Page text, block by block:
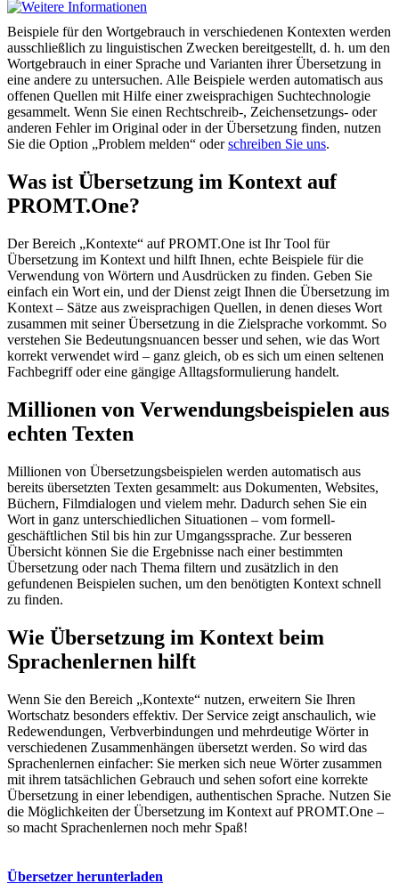
Beispiele für den Wortgebrauch in verschiedenen Kontexten werden
ausschließlich zu linguistischen Zwecken bereitgestellt, d. h. um den
Wortgebrauch in einer Sprache und Varianten ihrer Übersetzung in
eine andere zu untersuchen. Alle Beispiele werden automatisch aus
offenen Quellen mit Hilfe einer zweisprachigen Suchtechnologie
gesammelt. Wenn Sie einen Rechtschreib-, Zeichensetzungs- oder
anderen Fehler im Original oder in der Übersetzung finden, nutzen
Sie die Option „Problem melden“ oderschreiben Sie uns.
Was ist Übersetzung im Kontext auf
PROMT.One?
Der Bereich „Kontexte“ auf PROMT.One ist Ihr Tool für
Übersetzung im Kontext und hilft Ihnen, echte Beispiele für die
Verwendung von Wörtern und Ausdrücken zu finden. Geben Sie
einfach ein Wort ein, und der Dienst zeigt Ihnen die Übersetzung im
Kontext – Sätze aus zweisprachigen Quellen, in denen dieses Wort
zusammen mit seiner Übersetzung in die Zielsprache vorkommt. So
verstehen Sie Bedeutungsnuancen besser und sehen, wie das Wort
korrekt verwendet wird – ganz gleich, ob es sich um einen seltenen
Fachbegriff oder eine gängige Alltagsformulierung handelt.
Millionen von Verwendungsbeispielen aus
echten Texten
Millionen von Übersetzungsbeispielen werden automatisch aus
bereits übersetzten Texten gesammelt: aus Dokumenten, Websites,
Büchern, Filmdialogen und vielem mehr. Dadurch sehen Sie ein
Wort in ganz unterschiedlichen Situationen – vom formell-
geschäftlichen Stil bis hin zur Umgangssprache. Zur besseren
Übersicht können Sie die Ergebnisse nach einer bestimmten
Übersetzung oder nach Thema filtern und zusätzlich in den
gefundenen Beispielen suchen, um den benötigten Kontext schnell
zu finden.
Wie Übersetzung im Kontext beim
Sprachenlernen hilft
Wenn Sie den Bereich „Kontexte“ nutzen, erweitern Sie Ihren
Wortschatz besonders effektiv. Der Service zeigt anschaulich, wie
Redewendungen, Verbverbindungen und mehrdeutige Wörter in
verschiedenen Zusammenhängen übersetzt werden. So wird das
Sprachenlernen einfacher: Sie merken sich neue Wörter zusammen
mit ihrem tatsächlichen Gebrauch und sehen sofort eine korrekte
Übersetzung in einer lebendigen, authentischen Sprache. Nutzen Sie
die Möglichkeiten der Übersetzung im Kontext auf PROMT.One –
so macht Sprachenlernen noch mehr Spaß!
Übersetzer herunterladen